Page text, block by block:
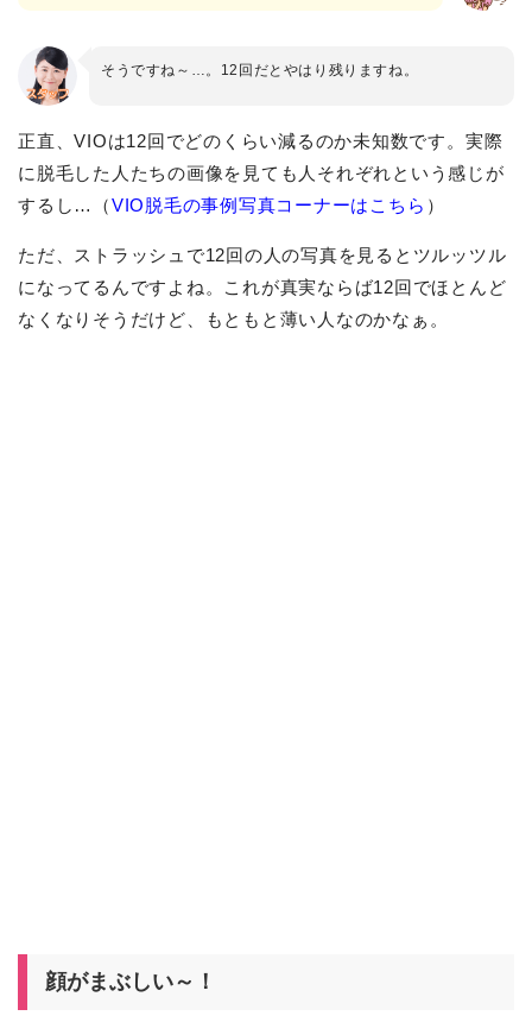
そうですね～…。12回だとやはり残りますね。
正直、VIOは12回でどのくらい減るのか未知数です。実際
に脱毛した人たちの画像を見ても人それぞれという感じが
するし…（VIO脱毛の事例写真コーナーはこちら ）
ただ、ストラッシュで12回の人の写真を見るとツルッツル
になってるんですよね。これが真実ならば12回でほとんど
なくなりそうだけど、もともと薄い人なのかなぁ。
顔がまぶしい～！